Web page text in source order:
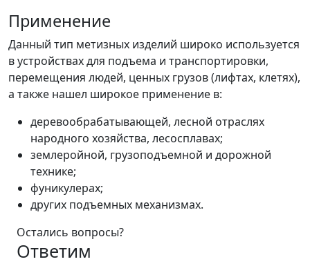
Применение
Данный тип метизных изделий широко используется
в устройствах для подъема и транспортировки,
перемещения людей, ценных грузов (лифтах, клетях),
а также нашел широкое применение в:
деревообрабатывающей, лесной отраслях
народного хозяйства, лесосплавах;
землеройной, грузоподъемной и дорожной
технике;
фуникулерах;
других подъемных механизмах.
Остались вопросы?
Ответим